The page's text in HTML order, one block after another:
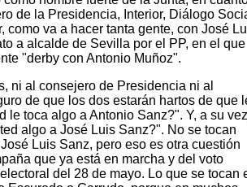
de la Presidencia, Interior, Diálogo
va a hacer tanta gente, con José
a alcalde de Sevilla por el PP, en el que
"derby con Antonio Muñoz".
ni al consejero de Presidencia ni al
de que los dos estarán hartos de que
toca algo a Antonio Sanz?". Y, a su
algo a José Luis Sanz?". No se tocan
Luis Sanz, pero eso es otra cuestión
que ya está en marcha y del voto
del 28 de mayo. Lo que se tocan